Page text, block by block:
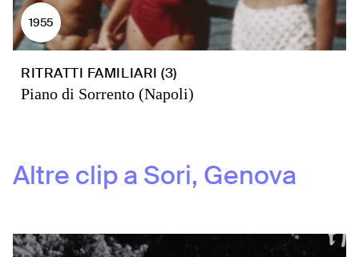
1955
RITRATTI FAMILIARI (3)
Piano di Sorrento (Napoli)
Altre clip a Sori, Genova